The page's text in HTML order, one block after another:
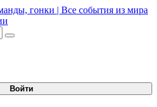
Войти